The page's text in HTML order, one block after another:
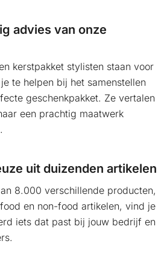
advies van onze
kerstpakket stylisten staan voor
te helpen bij het samenstellen
geschenkpakket. Ze vertalen
een prachtig maatwerk
uit duizenden artikelen
8.000 verschillende producten,
en non-food artikelen, vind je
iets dat past bij jouw bedrijf en